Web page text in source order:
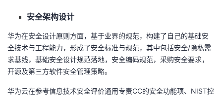
安全架构设计
华为在安全设计原则方面，基于业界的规范，构建了自己的基础安
全技术与工程能力，形成了安全标准与规范，其中包括安全/隐私需
求基线，基础安全设计规范落地，安全编码规范，采购安全要求，
开源及第三方软件安全管理策略。
华为云在参考信息技术安全评价通用专责CC的安全功能项、NIST控